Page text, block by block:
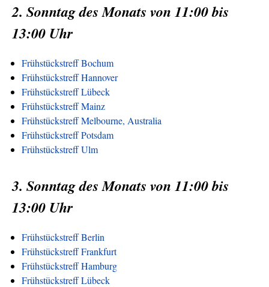
2. Sonntag des Monats von 11:00 bis
13:00 Uhr
Frühstückstreff Bochum
Frühstückstreff Hannover
Frühstückstreff Lübeck
Frühstückstreff Mainz
Frühstückstreff Melbourne, Australia
Frühstückstreff Potsdam
Frühstückstreff Ulm
3. Sonntag des Monats von 11:00 bis
13:00 Uhr
Frühstückstreff Berlin
Frühstückstreff Frankfurt
Frühstückstreff Hamburg
Frühstückstreff Lübeck